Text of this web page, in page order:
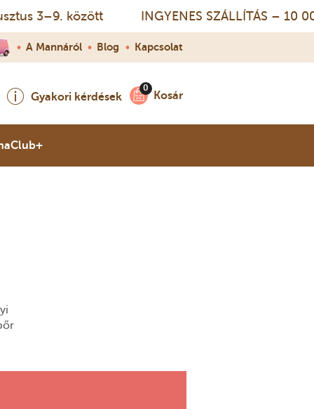
3–9. között INGYENES SZÁLLÍTÁS – 10
• A Mannáról • Blog • Kapcsolat
Gyakori kérdések Kosár